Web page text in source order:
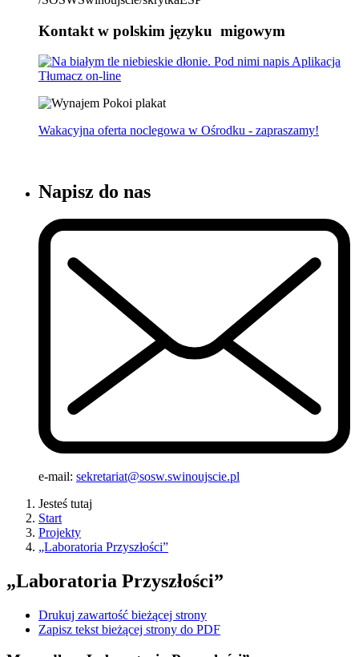
Kontakt w polskim języku migowym
Wakacyjna oferta noclegowa w Ośrodku - zapraszamy!
Napisz do nas
e-mail: sekretariat@sosw.swinoujscie.pl
Jesteś tutaj
Start
Projekty
„Laboratoria Przyszłości”
„Laboratoria Przyszłości”
Drukuj zawartość bieżącej strony
Zapisz tekst bieżącej strony do PDF